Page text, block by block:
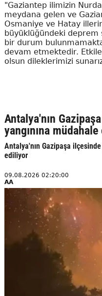
"Gaziantep ilimizin
meydana gelen ve
Osmaniye ve Hatay
büyüklüğündeki deprem
bir durum
devam etmektedir.
olsun dileklerimizi
Antalya'nın
yangınına
Antalya'nın Gazipaşa
ediliyor
09.08.2026 02:20:00
AA